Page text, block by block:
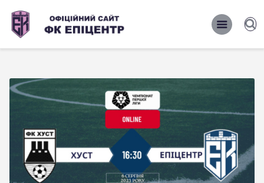
ОФІЦІЙНИЙ САЙТ ФК ЕПІЦЕНТР
ОФІЦІЙНИЙ САЙТ ФК ЕПІЦЕНТР
Головна
Новини
Команда
Матчі 2026/2027
Фото